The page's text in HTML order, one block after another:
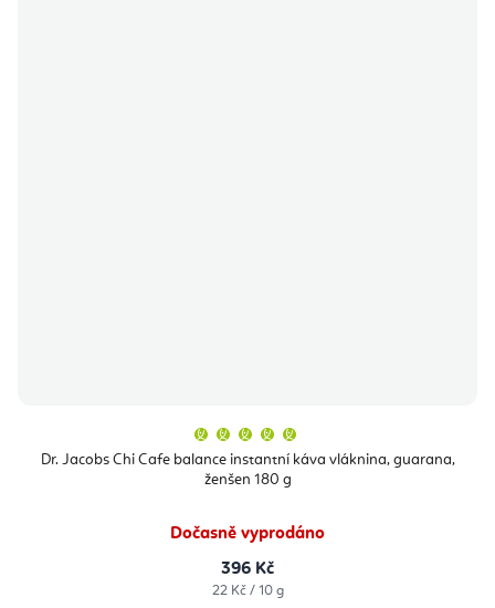
Dr. Jacobs Chi Cafe balance instantní káva vláknina, guarana,
ženšen 180 g
produktu
je
hvězdiček.
Dočasně vyprodáno
396 Kč
Měrná
22 Kč / 10 g